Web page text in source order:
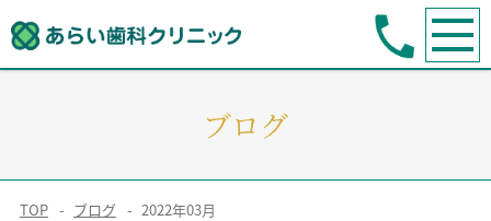
ブログ
TOP ブログ 2022年03月